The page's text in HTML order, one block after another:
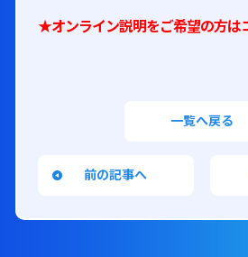
★オンライン説明をご希望の方は
一覧へ戻る
前の記事へ